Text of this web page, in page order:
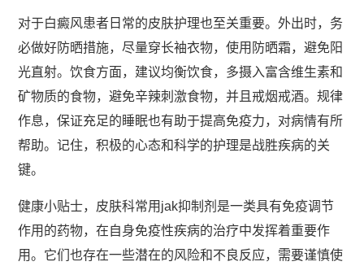
对于白癜风患者日常的皮肤护理也至关重要。外出时，务
必做好防晒措施，尽量穿长袖衣物，使用防晒霜，避免阳
光直射。饮食方面，建议均衡饮食，多摄入富含维生素和
矿物质的食物，避免辛辣刺激食物，并且戒烟戒酒。规律
作息，保证充足的睡眠也有助于提高免疫力，对病情有所
帮助。记住，积极的心态和科学的护理是战胜疾病的关
键。
健康小贴士，皮肤科常用jak抑制剂是一类具有免疫调节
作用的药物，在自身免疫性疾病的治疗中发挥着重要作
用。它们也存在一些潜在的风险和不良反应，需要谨慎使